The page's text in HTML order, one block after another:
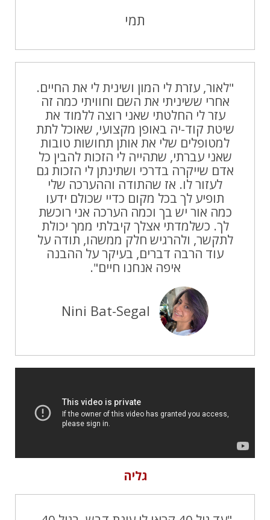
תמי
"לאור, עזרת לי המון ושינית לי את החיים.
אחרי ששיניתי את השם וחוויתי כמה זה
עזר לי החלטתי שאני רוצה ללמוד את
שיטת קוד-יה באופן מקצועי, שאוכל לתת
למטופלים שלי את אותן תחושות טובות
שאני עברתי, שתהייה לי הזכות להבין כל
אדם שייקרה בדרכי ושתינתן לי הזכות גם
לעזור לו. אז שהתודה וההערכה שלי
תופיע לך בכל מקום כדיי שכולם ידעו
כמה אור יש בך וכמה הערכה אני רוכשת
לך. כשלמדתי אצלך קיבלתי ממך יכולת
לתקשר, ולהרגיש חלק ממשהו, תודה על
עוד הרבה דברים, בעיקר על ההבנה
איפה אנחנו חיים".
Nini Bat-Segal
גליה